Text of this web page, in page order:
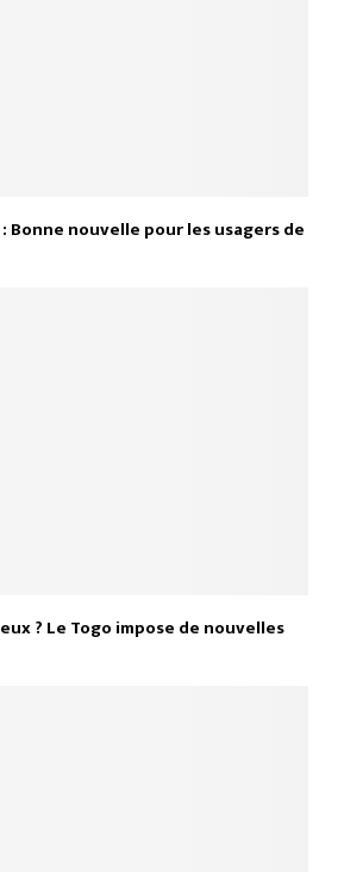
Bonne nouvelle pour les usagers de
? Le Togo impose de nouvelles